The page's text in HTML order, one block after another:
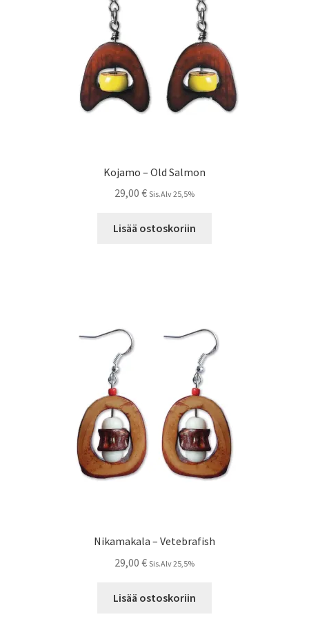
Kojamo – Old Salmon
29,00 € Sis.Alv 25,5%
Lisää ostoskoriin
Nikamakala – Vetebrafish
29,00 € Sis.Alv 25,5%
Lisää ostoskoriin